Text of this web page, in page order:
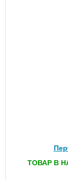
ТОВАР В